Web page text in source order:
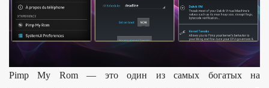
Pimp My Rom — это один из самых богатых на